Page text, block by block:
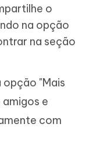
o
na opção
na seção
"Mais
e
com